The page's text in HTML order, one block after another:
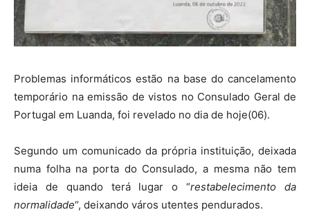
Problemas informáticos estão na base do cancelamento
temporário na emissão de vistos no Consulado Geral de
Portugal em Luanda, foi revelado no dia de hoje(06).
Segundo um comunicado da própria instituição, deixada
numa folha na porta do Consulado, a mesma não tem
ideia de quando terá lugar o “restabelecimento da
normalidade“, deixando város utentes pendurados.